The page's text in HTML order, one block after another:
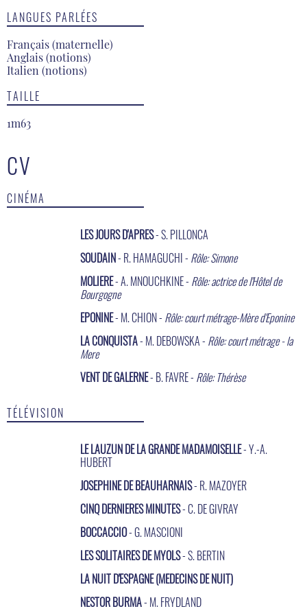
LANGUES PARLÉES
Français (maternelle)
Anglais (notions)
Italien (notions)
TAILLE
1m63
CV
CINÉMA
LES JOURS D'APRES- S. PILLONCA
SOUDAIN- R. HAMAGUCHI - Rôle: Simone
MOLIERE- A. MNOUCHKINE - Rôle: actrice de l'Hôtel de
Bourgogne
EPONINE- M. CHION - Rôle: court métrage-Mère d'Eponine
LA CONQUISTA- M. DEBOWSKA - Rôle: court métrage - la
Mere
VENT DE GALERNE- B. FAVRE - Rôle: Thérèse
TÉLÉVISION
LE LAUZUN DE LA GRANDE MADAMOISELLE- Y.-A.
HUBERT
JOSEPHINE DE BEAUHARNAIS- R. MAZOYER
CINQ DERNIERES MINUTES- C. DE GIVRAY
BOCCACCIO- G. MASCIONI
LES SOLITAIRES DE MYOLS- S. BERTIN
LA NUIT D'ESPAGNE (MEDECINS DE NUIT)
NESTOR BURMA- M. FRYDLAND